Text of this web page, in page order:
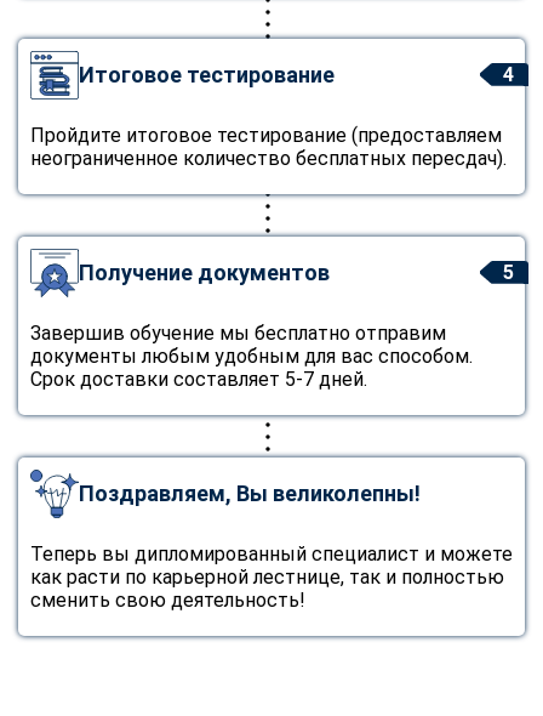
4
Итоговое тестирование
Пройдите итоговое тестирование (предоставляем
неограниченное количество бесплатных пересдач).
5
Получение документов
Завершив обучение мы бесплатно отправим
документы любым удобным для вас способом.
Срок доставки составляет 5-7 дней.
Поздравляем, Вы великолепны!
Теперь вы дипломированный специалист и можете
как расти по карьерной лестнице, так и полностью
сменить свою деятельность!